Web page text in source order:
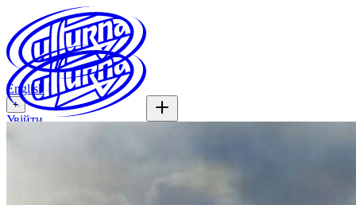
English
+
Увійти